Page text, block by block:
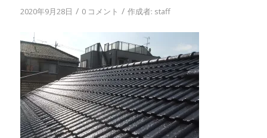
2020年9月28日 / 0 コメント / 作成者: staff